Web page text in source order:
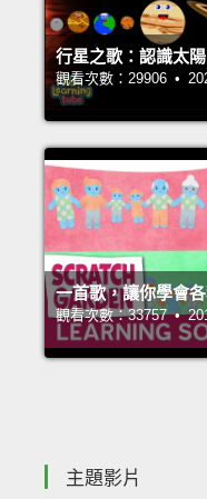
行星之歌：認識太
觀看次數：29906 •
一首歌，讓你學會
觀看次數：33757 •
主題影片